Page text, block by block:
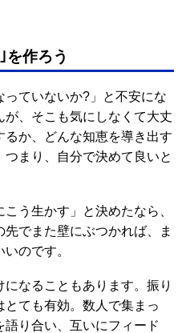
を作ろう
っていないか?」と不安にな
、そこも気にしなくて大丈
か、どんな知恵を導き出す
まり、自分で決めて良いと
う生かす」と決めたなら、
でまた壁にぶつかれば、ま
のです。
なることもあります。振り
ても有効。数人で集まっ
り合い、互いにフィード